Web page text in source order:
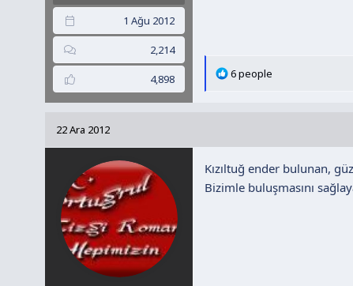
1 Ağu 2012
2,214
4,898
T
l
e
r
6 people
22 Ara 2012
Kızıltuğ ender bulunan,
Bizimle buluşmasını